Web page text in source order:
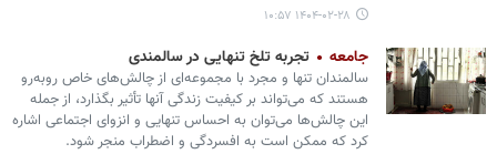
۱۴۰۴-۰۲-۲۸ ۱۰:۵۷
جامعه تجربه تلخ تنهایی در سالمندی
سالمندان تنها و مجرد با مجموعه‌ای از چالش‌های خاص روبه‌رو
هستند که می‌تواند بر کیفیت زندگی آنها تأثیر بگذارد، از جمله
این چالش‌ها می‌توان به احساس تنهایی و انزوای اجتماعی اشاره
کرد که ممکن است به افسردگی و اضطراب منجر شود.